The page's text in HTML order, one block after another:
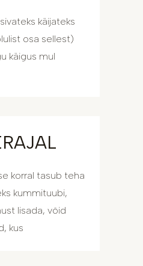
käijateks
osa sellest)
käigus mul
korral tasub teha
kummituubi,
lisada, võid
kus